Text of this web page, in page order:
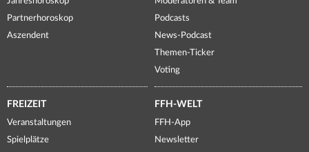
Partnerhoroskop
Aszendent
Podcasts
News-Podcast
Themen-Ticker
Voting
FREIZEIT
Veranstaltungen
Spielplätze
FFH-WELT
FFH-App
Newsletter